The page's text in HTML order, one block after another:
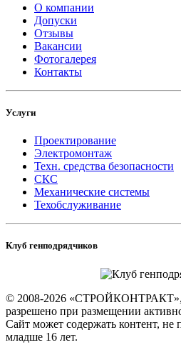
О компании
Допуски
Отзывы
Вакансии
Фотогалерея
Контакты
Услуги
Проектирование
Электромонтаж
Техн. средства безопасности
СКС
Механические системы
Техобслуживание
Клуб генподрядчиков
© 2008-2026 «СТРОЙКОНТРАКТ»,
разрешено при размещении
Сайт может содержать контент, не
младше 16 лет.